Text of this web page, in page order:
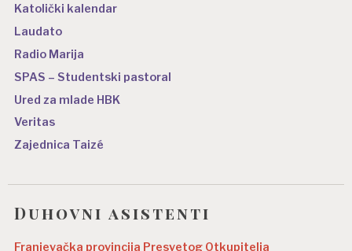
Katolički kalendar
Laudato
Radio Marija
SPAS – Studentski pastoral
Ured za mlade HBK
Veritas
Zajednica Taizé
Duhovni asistenti
Franjevačka provincija Presvetog Otkupitelja